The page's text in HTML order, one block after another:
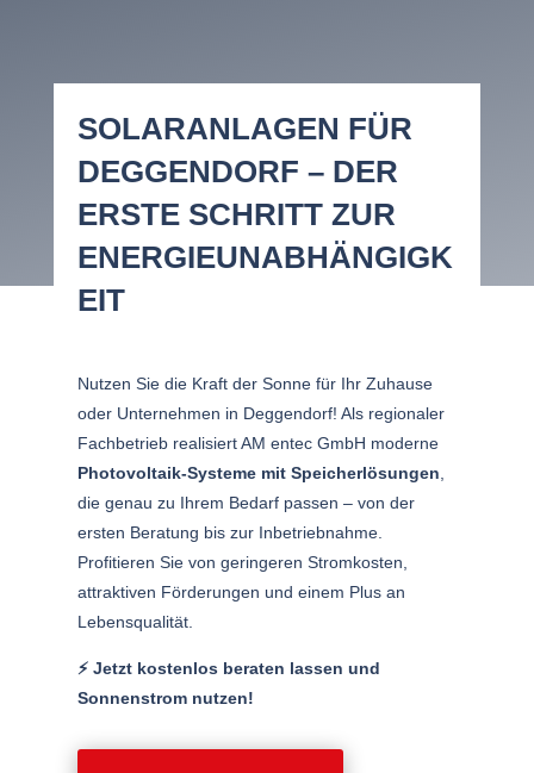
SOLARANLAGEN FÜR
DEGGENDORF – DER
ERSTE SCHRITT ZUR
ENERGIEUNABHÄNGIGK
EIT
Nutzen Sie die Kraft der Sonne für Ihr Zuhause
oder Unternehmen in Deggendorf! Als regionaler
Fachbetrieb realisiert AM entec GmbH moderne
Photovoltaik-Systeme mit Speicherlösungen
die genau zu Ihrem Bedarf passen – von der
ersten Beratung bis zur Inbetriebnahme.
Profitieren Sie von geringeren Stromkosten,
attraktiven Förderungen und einem Plus an
Lebensqualität.
⚡️ Jetzt kostenlos beraten lassen und
Sonnenstrom nutzen!